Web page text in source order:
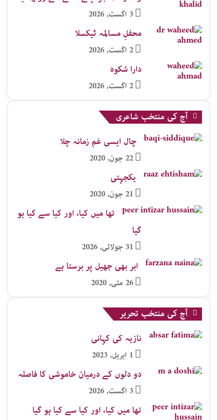
3 اگست, 2026
محفلِ مسالمہ ٹیکسلا
2 اگست, 2026
دارا شکوہ
2 اگست, 2026
آج کی منتخب شاعری
چال ایسی غم زمانہ چلا
22 جون, 2020
یکجہتی
21 جون, 2020
تھا میں کیا، اور کیا سے کیا ہو
گیا
31 جولائی, 2026
ابر بھی جھیل پر برستا ہے
26 مئی, 2020
آج کی منتخب تحریر
نازیہ کی کہانی
1 اپریل, 2023
دو دلوں کے درمیان خاموشی کا فاصلہ
3 اگست, 2026
تھا میں کیا، اور کیا سے کیا ہو گیا